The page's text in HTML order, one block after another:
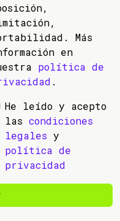
Más
en
política de
.
He leído y acepto
las condiciones
legales y
política de
privacidad